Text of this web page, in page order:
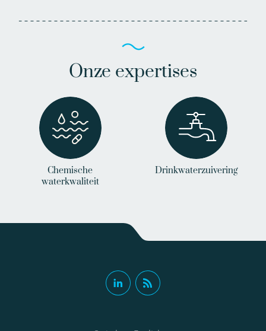
Onze expertises
Chemische
waterkwaliteit
Drinkwaterzuivering